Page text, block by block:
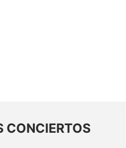
CONCIERTOS